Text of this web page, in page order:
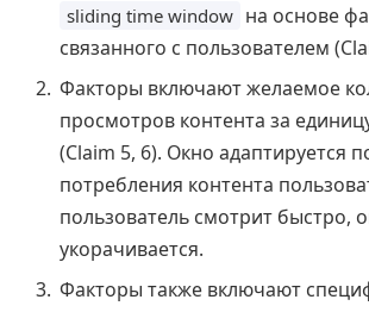
sliding time window на основе
связанного с пользователем
Факторы включают желаемое
просмотров контента за
(Claim 5, 6). Окно адаптируется
потребления контента
пользователь смотрит быстро,
укорачивается.
Факторы также включают